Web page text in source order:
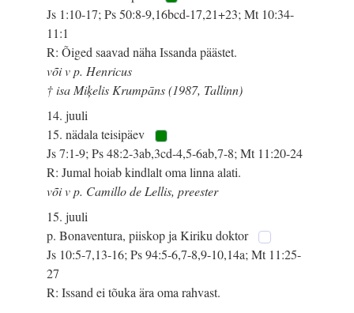
Js 1:10-17; Ps 50:8-9,16bcd-17,21+23; Mt 10:34-
11:1
R: Õiged saavad näha Issanda päästet.
või v p. Henricus
† isa Miķelis Krumpāns (1987, Tallinn)
14. juuli
15. nädala teisipäev
Js 7:1-9; Ps 48:2-3ab,3cd-4,5-6ab,7-8; Mt 11:20-24
R: Jumal hoiab kindlalt oma linna alati.
või v p. Camillo de Lellis, preester
15. juuli
p. Bonaventura, piiskop ja Kiriku doktor
Js 10:5-7,13-16; Ps 94:5-6,7-8,9-10,14a; Mt 11:25-
27
R: Issand ei tõuka ära oma rahvast.